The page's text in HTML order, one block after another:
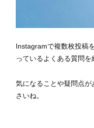
Instagramで複数枚投稿
っているよくある質問を
気になることや疑問点
さいね。